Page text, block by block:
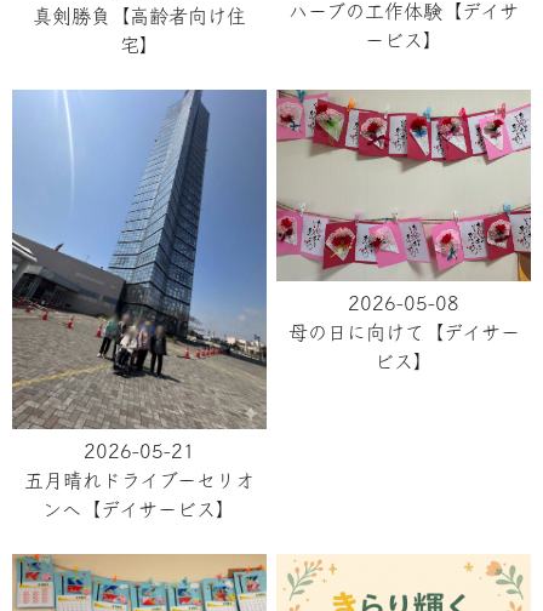
真剣勝負【高齢者向け住
宅】
ハーブの工作体験【デイサ
ービス】
2026-05-21
五月晴れドライブーセリオ
ンへ【デイサービス】
2026-05-08
母の日に向けて【デイサー
ビス】